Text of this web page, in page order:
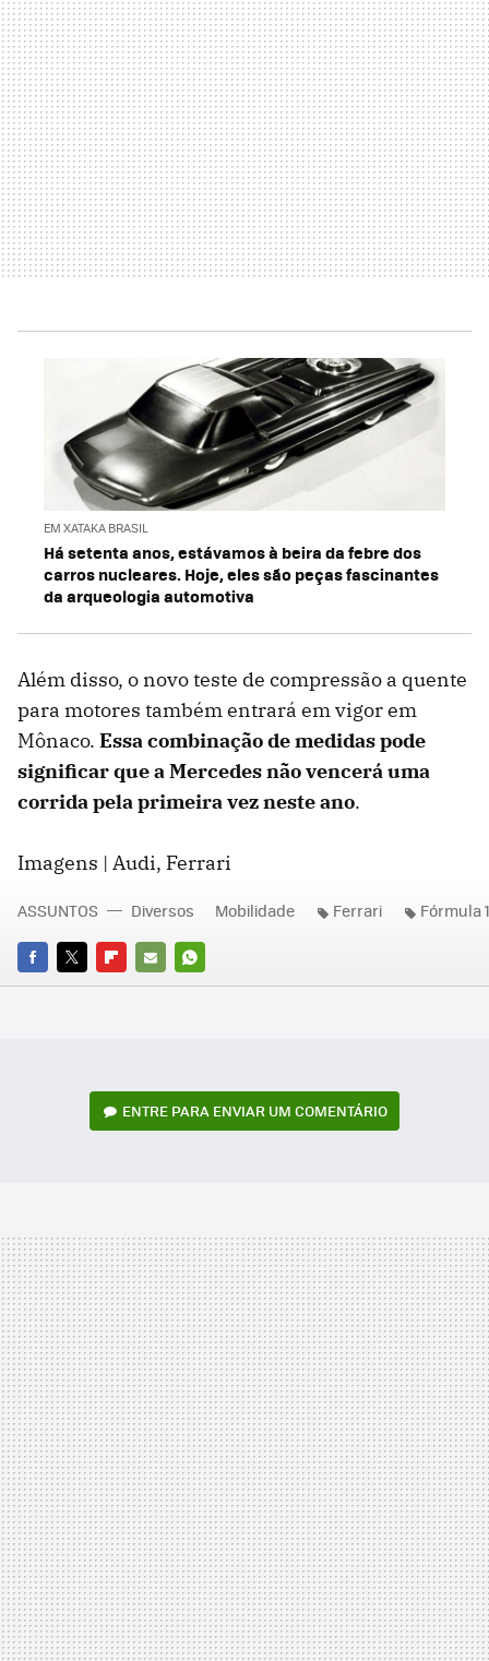
EM XATAKA BRASIL
Há setenta anos, estávamos à beira da febre dos
carros nucleares. Hoje, eles são peças fascinantes
da arqueologia automotiva
Além disso, o novo teste de compressão a quente
para motores também entrará em vigor em
Mônaco. Essa combinação de medidas pode
significar que a Mercedes não vencerá uma
corrida pela primeira vez neste ano.
Imagens | Audi, Ferrari
FACEBOOK
TWITTERFLIPBOARD
E-
WHATSAPP
ASSUNTOS Diversos Mobilidade Ferrari Fórmula 1
ENTRE PARA ENVIAR UM COMENTÁRIO